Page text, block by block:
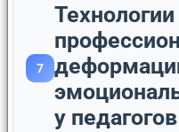
7
у педагогов